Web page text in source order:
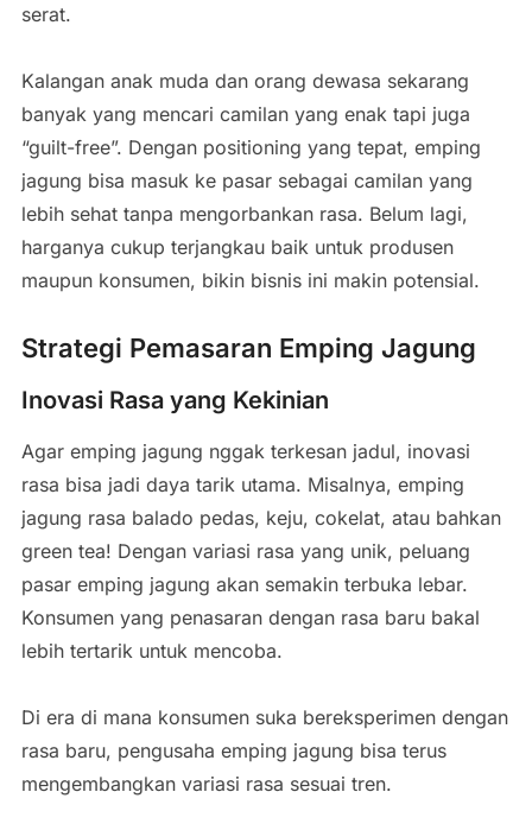
serat.
Kalangan anak muda dan orang dewasa sekarang
banyak yang mencari camilan yang enak tapi juga
“guilt-free”. Dengan positioning yang tepat, emping
jagung bisa masuk ke pasar sebagai camilan yang
lebih sehat tanpa mengorbankan rasa. Belum lagi,
harganya cukup terjangkau baik untuk produsen
maupun konsumen, bikin bisnis ini makin potensial.
Strategi Pemasaran Emping Jagung
Inovasi Rasa yang Kekinian
Agar emping jagung nggak terkesan jadul, inovasi
rasa bisa jadi daya tarik utama. Misalnya, emping
jagung rasa balado pedas, keju, cokelat, atau bahkan
green tea! Dengan variasi rasa yang unik, peluang
pasar emping jagung akan semakin terbuka lebar.
Konsumen yang penasaran dengan rasa baru bakal
lebih tertarik untuk mencoba.
Di era di mana konsumen suka bereksperimen dengan
rasa baru, pengusaha emping jagung bisa terus
mengembangkan variasi rasa sesuai tren.